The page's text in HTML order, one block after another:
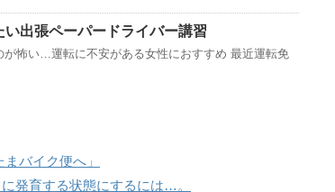
出張ペーパードライバー講習
が怖い…運転に不安がある女性におすすめ 最近運転免
バイク便へ」
発育する状態にするには…。